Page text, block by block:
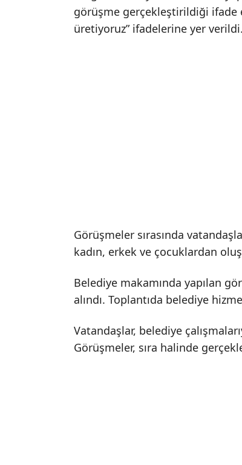
görüşme gerçekleştirildiği ifade
üretiyoruz” ifadelerine yer verildi.
Görüşmeler sırasında
kadın, erkek ve çocuklardan
Belediye makamında yapılan
alındı. Toplantıda belediye
Vatandaşlar, belediye
Görüşmeler, sıra halinde